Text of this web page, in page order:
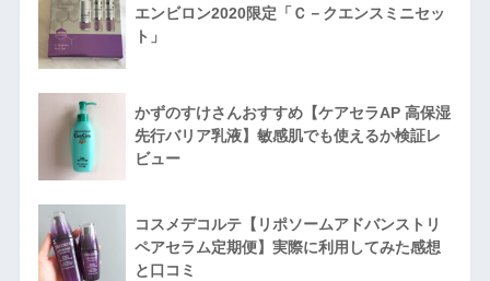
エンビロン2020限定「Ｃ－クエンスミニセッ
ト」
かずのすけさんおすすめ【ケアセラAP 高保湿
先行バリア乳液】敏感肌でも使えるか検証レ
ビュー
コスメデコルテ【リポソームアドバンストリ
ペアセラム定期便】実際に利用してみた感想
と口コミ